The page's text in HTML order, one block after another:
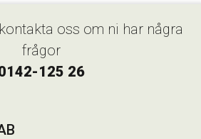
oss om ni har några
frågor
125 26